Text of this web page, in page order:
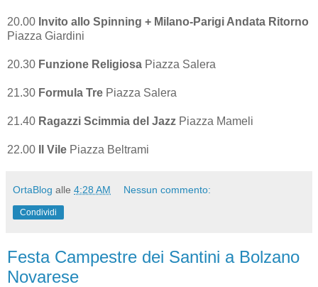
20.00 Invito allo Spinning + Milano-Parigi Andata Ritorno
Piazza Giardini
20.30 Funzione Religiosa Piazza Salera
21.30 Formula Tre Piazza Salera
21.40 Ragazzi Scimmia del Jazz Piazza Mameli
22.00 Il Vile Piazza Beltrami
OrtaBlog alle 4:28 AM Nessun commento:
Condividi
Festa Campestre dei Santini a Bolzano
Novarese